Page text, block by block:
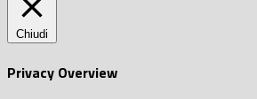
Chiudi
Privacy Overview